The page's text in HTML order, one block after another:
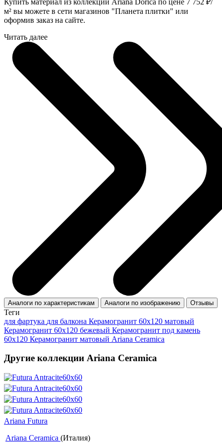
м² вы можете в сети магазинов "Планета плитки" или
оформив заказ на сайте.
Читать далее
Аналоги по характеристикам Аналоги по изображению Отзывы
Теги
для фартука для балкона Керамогранит 60x120 матовый
Керамогранит 60х120 бежевый Керамогранит под камень
60x120 Керамогранит матовый Ariana Ceramica
Другие коллекции Ariana Ceramica
Ariana Futura
Ariana Ceramica (Италия)